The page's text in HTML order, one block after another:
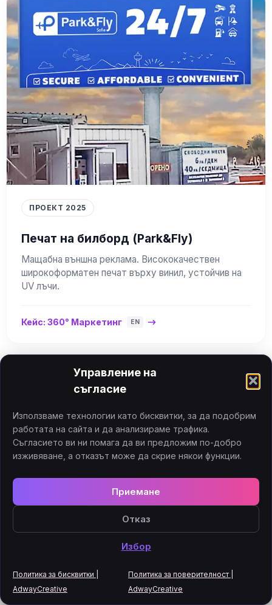
Управление на
съгласие
Използваме технологии като бисквитки, за да подобрим
работата на сайта и да анализираме трафика.
Съгласието ви ни помага да ви предложим по-добро
изживяване, а отказът може да скрие някои функции.
Приемане
Отказ
Избор
Политика за бисквитки |
AdwayCreative
Политика за поверителност |
AdwayCreative
ПРОЕКТ 2025
Печат на билборд (Park&Fly)
Мащабна външна реклама. Висококачествен
широкоформатен печат върху винил, устойчив на
UV лъчи.
Кейс: 360° Маркетинг EN
ПРОЕКТ 2026